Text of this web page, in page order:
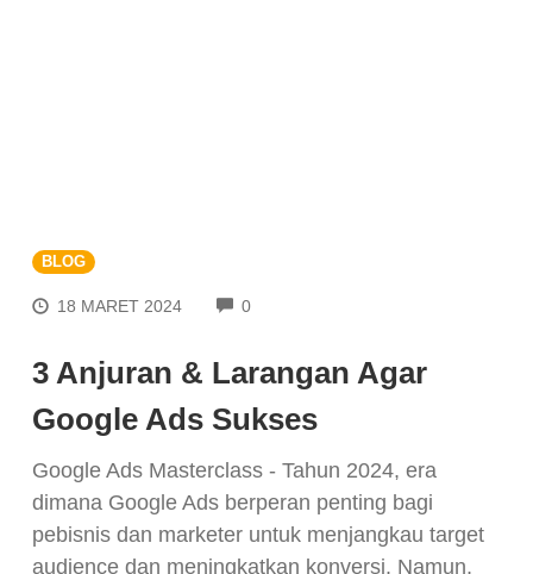
BLOG
18 MARET 2024 0COMMENTS
3 Anjuran & Larangan Agar
Google Ads Sukses
Google Ads Masterclass - Tahun 2024, era
dimana Google Ads berperan penting bagi
pebisnis dan marketer untuk menjangkau target
audience dan meningkatkan konversi. Namun,